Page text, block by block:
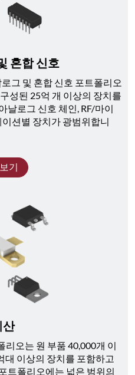
혼합 신호
그 및 혼합 신호 포트폴리오
성된 25억 개 이상의 장치를
날로그 신호 체인, RF/마이
션별 장치가 광범위합니
기
산
리오는 원 부품 40,000개 이
대 이상의 장치를 포함하고
트폴리오에는 넓은 범위의